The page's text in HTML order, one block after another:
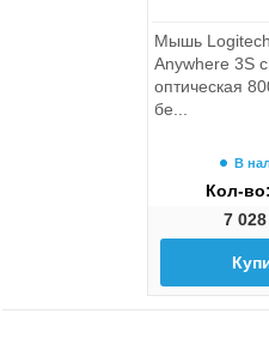
Мышь
Anywhere 3S
оптическая
бе...
В
Кол-во:
7 028